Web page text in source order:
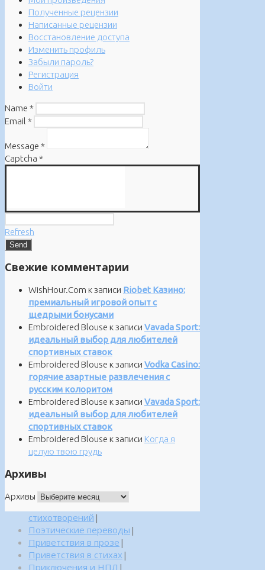
Полученные рецензии
Написанные рецензии
Восстановление доступа
Изменить профиль
Забыли пароль?
Регистрация
Войти
Name *
Email *
Message *
Captcha *
Refresh
Свежие комментарии
WishHour.Com к записи Riobet Казино:
премиальный игровой опыт с
щедрыми бонусами
Embroidered Blouse к записи Vavada Sport:
идеальный выбор для любителей
спортивных ставок
Embroidered Blouse к записи Vodka Casino:
горячие азартные развлечения с
русским колоритом
Embroidered Blouse к записи Vavada Sport:
идеальный выбор для любителей
спортивных ставок
Embroidered Blouse к записи Когда я
целую твою грудь
Архивы
Архивы
стихотворений |
Поэтические переводы |
Приветствия в прозе |
Приветствия в стихах |
Приключения и НПЛ |